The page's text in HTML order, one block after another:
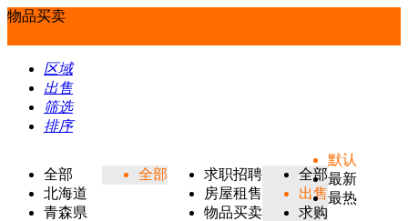
物品买卖
区域
出售
筛选
排序
全部
北海道
青森県
全部
求职招聘
房屋租售
物品买卖
全部
出售
求购
默认
最新
最热